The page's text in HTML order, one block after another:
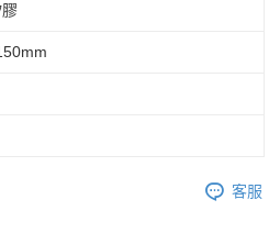
客服